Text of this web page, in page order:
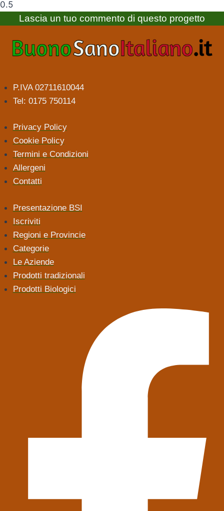
Lascia un tuo commento di questo progetto
P.IVA 02711610044
Tel: 0175 750114
Privacy Policy
Cookie Policy
Termini e Condizioni
Allergeni
Contatti
Presentazione BSI
Iscriviti
Regioni e Provincie
Categorie
Le Aziende
Prodotti tradizionali
Prodotti Biologici